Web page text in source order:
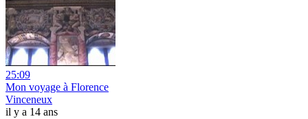
25:09
Mon voyage à Florence
Vinceneux
il y a 14 ans